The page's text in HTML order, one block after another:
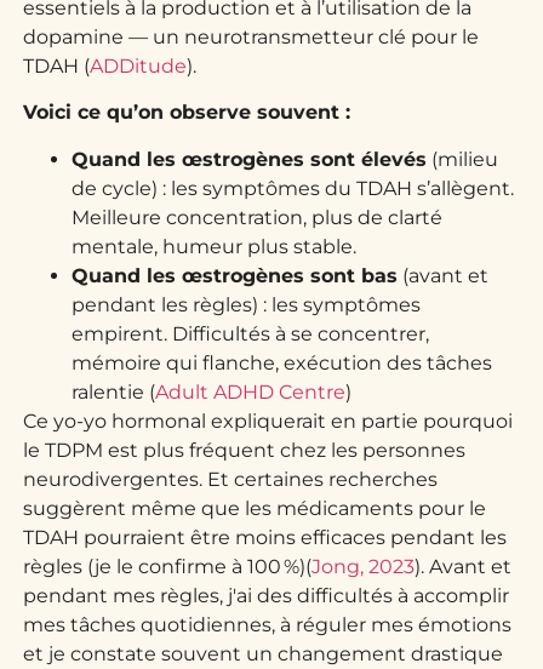
essentiels à la production et à l’utilisation de la
dopamine — un neurotransmetteur clé pour le
TDAH (ADDitude).
Voici ce qu’on observe souvent :
Quand les œstrogènes sont élevés (milieu
de cycle) : les symptômes du TDAH s’allègent.
Meilleure concentration, plus de clarté
mentale, humeur plus stable.
Quand les œstrogènes sont bas (avant et
pendant les règles) : les symptômes
empirent. Difficultés à se concentrer,
mémoire qui flanche, exécution des tâches
ralentie (Adult ADHD Centre)
Ce yo-yo hormonal expliquerait en partie pourquoi
le TDPM est plus fréquent chez les personnes
neurodivergentes. Et certaines recherches
suggèrent même que les médicaments pour le
TDAH pourraient être moins efficaces pendant les
règles (je le confirme à 100 %)(Jong, 2023). Avant et
pendant mes règles, j'ai des difficultés à accomplir
mes tâches quotidiennes, à réguler mes émotions
et je constate souvent un changement drastique